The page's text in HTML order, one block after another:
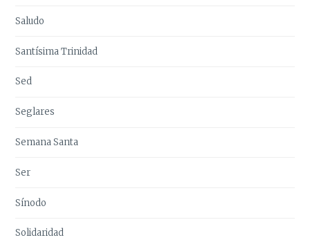
Saludo
Santísima Trinidad
Sed
Seglares
Semana Santa
Ser
Sínodo
Solidaridad